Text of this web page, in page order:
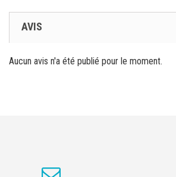
AVIS
Aucun avis n'a été publié pour le moment.